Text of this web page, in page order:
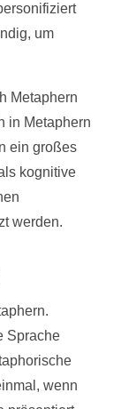
um
Metaphern
in Metaphern
ein großes
kognitive
werden.
Sprache
wenn